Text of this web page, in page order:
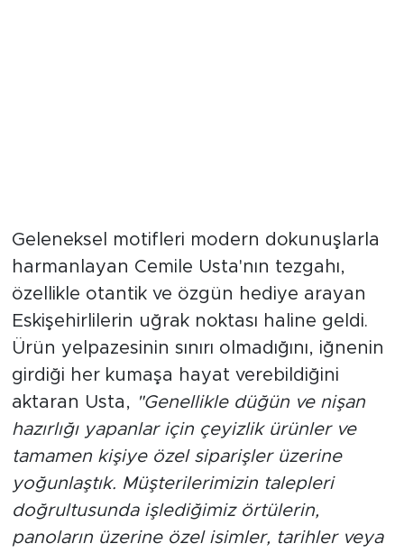
Tasarımlar Büyük İlgi Görüyor
Geleneksel motifleri modern dokunuşlarla
harmanlayan Cemile Usta'nın tezgahı,
özellikle otantik ve özgün hediye arayan
Eskişehirlilerin uğrak noktası haline geldi.
Ürün yelpazesinin sınırı olmadığını, iğnenin
girdiği her kumaşa hayat verebildiğini
aktaran Usta,"Genellikle düğün ve nişan
hazırlığı yapanlar için çeyizlik ürünler ve
tamamen kişiye özel siparişler üzerine
yoğunlaştık. Müşterilerimizin talepleri
doğrultusunda işlediğimiz örtülerin,